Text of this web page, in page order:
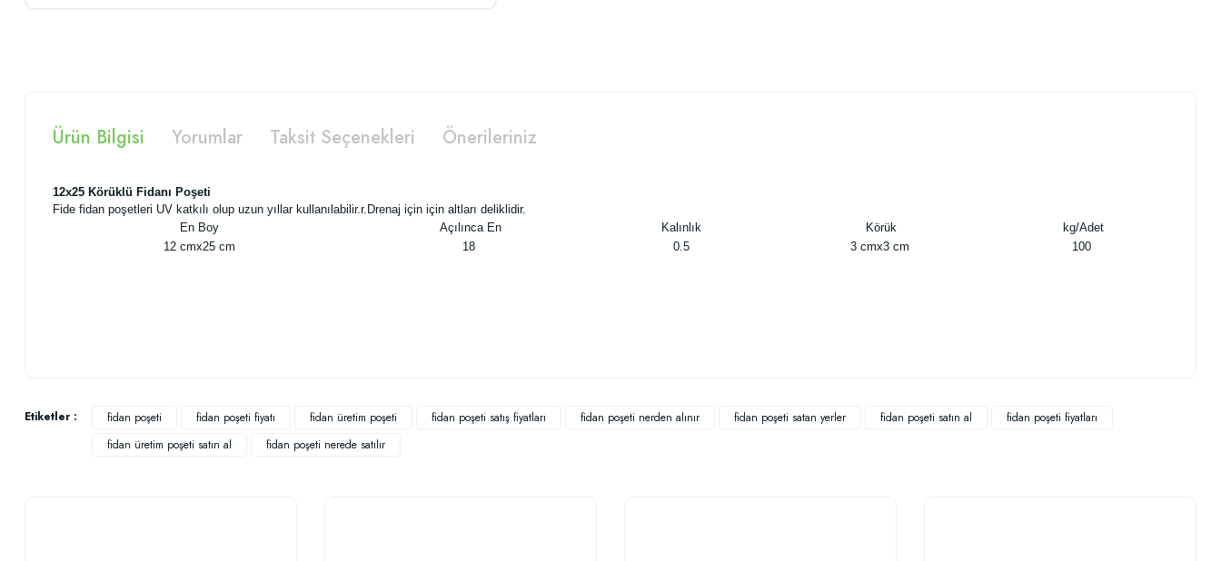
Ürün Bilgisi Yorumlar Taksit Seçenekleri Önerileriniz
12x25 Körüklü Fidanı Poşeti
Fide fidan poşetleri UV katkılı olup uzun yıllar kullanılabilir.r.Drenaj için için altları deliklidir.
En Boy
Açılınca En Kalınlık Körük
kg/Adet
12 cmx25 cm
18 0.5 3 cmx3 cm 100
Bu ürüne ilk yorumu siz yapın!
Ürün resmi kalitesiz, bozuk veya görüntülenemiyor.
Etiketler : fidan poşeti fidan poşeti fiyatı fidan üretim poşeti fidan poşeti satış fiyatları fidan poşeti nerden alınır fidan poşeti satan yerler fidan poşeti satın al
fidan poşeti fiyatları
fidan üretim poşeti satın al
fidan poşeti nerede satılır